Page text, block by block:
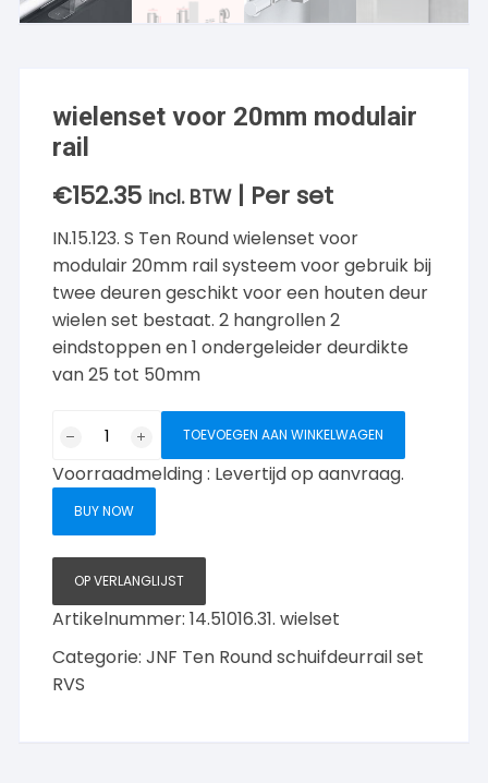
wielenset voor 20mm modulair
rail
€152.35 incl. BTW | Per set
IN.15.123. S Ten Round wielenset voor
modulair 20mm rail systeem voor gebruik bij
twee deuren geschikt voor een houten deur
wielen set bestaat. 2 hangrollen 2
eindstoppen en 1 ondergeleider deurdikte
van 25 tot 50mm
20mm
aantal
TOEVOEGEN AAN WINKELWAGEN
Voorraadmelding : Levertijd op aanvraag.
BUY NOW
OP VERLANGLIJST
Artikelnummer:14.51016.31. wielset
Categorie:JNF Ten Round schuifdeurrail set
RVS